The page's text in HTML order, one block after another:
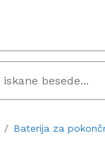
Baterija za